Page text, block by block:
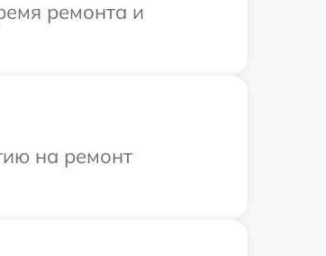
ремонта и
на ремонт